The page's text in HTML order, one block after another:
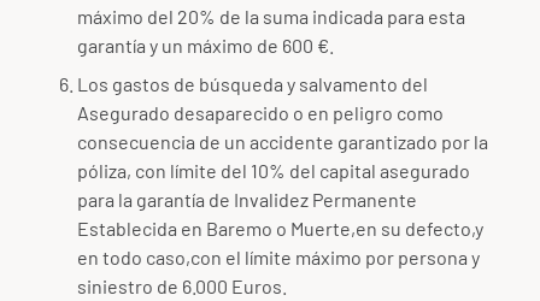
máximo del 20% de la suma indicada para esta
garantía y un máximo de 600 €.
Los gastos de búsqueda y salvamento del
Asegurado desaparecido o en peligro como
consecuencia de un accidente garantizado por la
póliza, con límite del 10% del capital asegurado
para la garantía de Invalidez Permanente
Establecida en Baremo o Muerte,en su defecto,y
en todo caso,con el límite máximo por persona y
siniestro de 6.000 Euros.